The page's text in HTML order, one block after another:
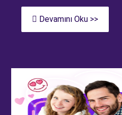
Devamını Oku >>